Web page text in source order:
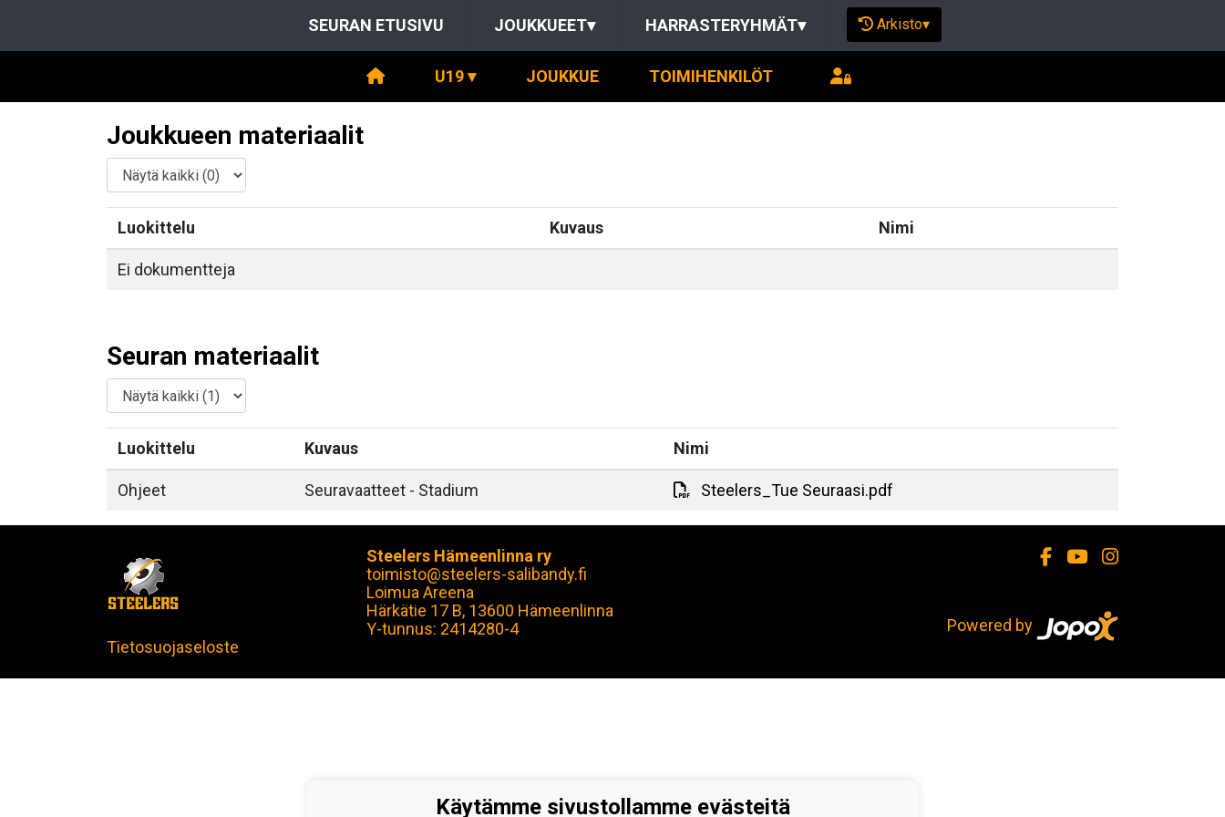
SEURAN ETUSIVU JOUKKUEET▾ HARRASTERYHMÄT▾ Arkisto▾
U19▾ JOUKKUE TOIMIHENKILÖT
Joukkueen materiaalit
Luokittelu Kuvaus Nimi
Ei dokumentteja
Seuran materiaalit
Luokittelu Kuvaus Nimi
Ohjeet Seuravaatteet - Stadium Steelers_Tue Seuraasi.pdf
Tietosuojaseloste
Steelers Hämeenlinna ry
toimisto@steelers-salibandy.fi
Loimua Areena
Härkätie 17 B, 13600 Hämeenlinna
Y-tunnus: 2414280-4
Powered by
Käytämme sivustollamme evästeitä